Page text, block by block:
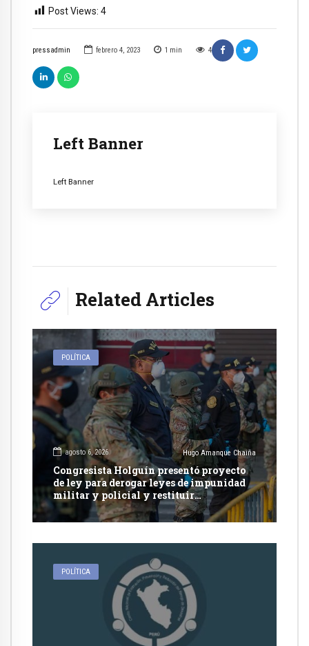
pressadmin febrero 4, 2023 1 min 4
Left Banner
Left Banner
Post Views: 4
Related Articles
POLÍTICA
agosto 6, 2026 Hugo Amanque Chaiña
Congresista Holguín presentó proyecto
de ley para derogar leyes de impunidad
militar y policial y restituir
competencia de justicia ordinaria
POLÍTICA